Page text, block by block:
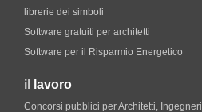
librerie dei simboli
Software gratuiti per architetti
Software per il Risparmio Energetico
il lavoro
Concorsi pubblici per Architetti, Ingegneri